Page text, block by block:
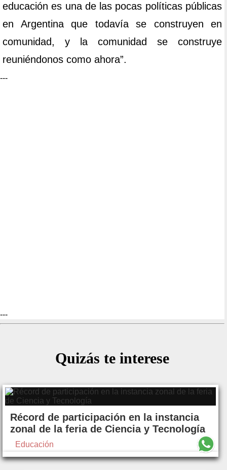
educación es una de las pocas políticas públicas
en Argentina que todavía se construyen en
comunidad, y la comunidad se construye
reuniéndonos como ahora”.
---
---
Quizás te interese
Récord de participación en la instancia
zonal de la feria de Ciencia y Tecnología
Educación